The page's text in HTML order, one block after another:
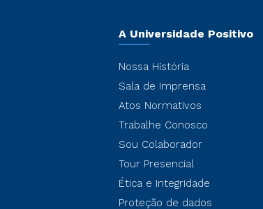
A Universidade Positivo
Nossa História
Sala de Imprensa
Atos Normativos
Trabalhe Conosco
Sou Colaborador
Tour Presencial
Ética e Integridade
Proteção de dados